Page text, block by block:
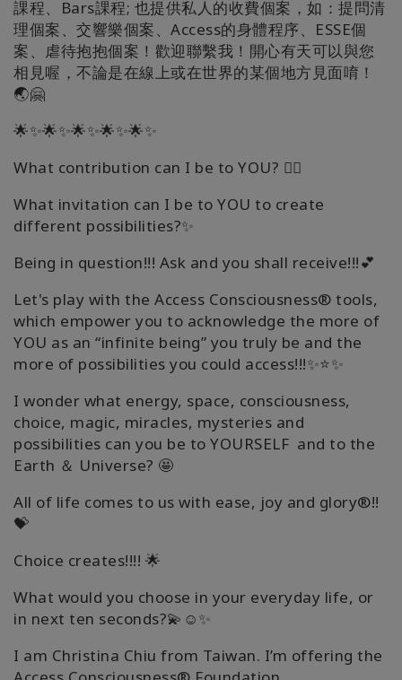
課程、Bars課程; 也提供私人的收費個案，如：提問清
理個案、交響樂個案、Access的身體程序、ESSE個
案、虐待抱抱個案！歡迎聯繫我！開心有天可以與您
相見喔，不論是在線上或在世界的某個地方見面唷！
🌏🤗
🌟✨🌟✨🌟✨🌟✨🌟✨
What contribution can I be to YOU? 🧚‍♀️
What invitation can I be to YOU to create
different possibilities?✨
Being in question!!! Ask and you shall receive!!!💕
Let's play with the Access Consciousness® tools,
which empower you to acknowledge the more of
YOU as an “infinite being” you truly be and the
more of possibilities you could access!!!✨⭐✨
I wonder what energy, space, consciousness,
choice, magic, miracles, mysteries and
possibilities can you be to YOURSELF and to the
Earth ＆ Universe? 🤩
All of life comes to us with ease, joy and glory®!!
💝
Choice creates!!!! 🌟
What would you choose in your everyday life, or
in next ten seconds?💫☺️✨
I am Christina Chiu from Taiwan. I’m offering the